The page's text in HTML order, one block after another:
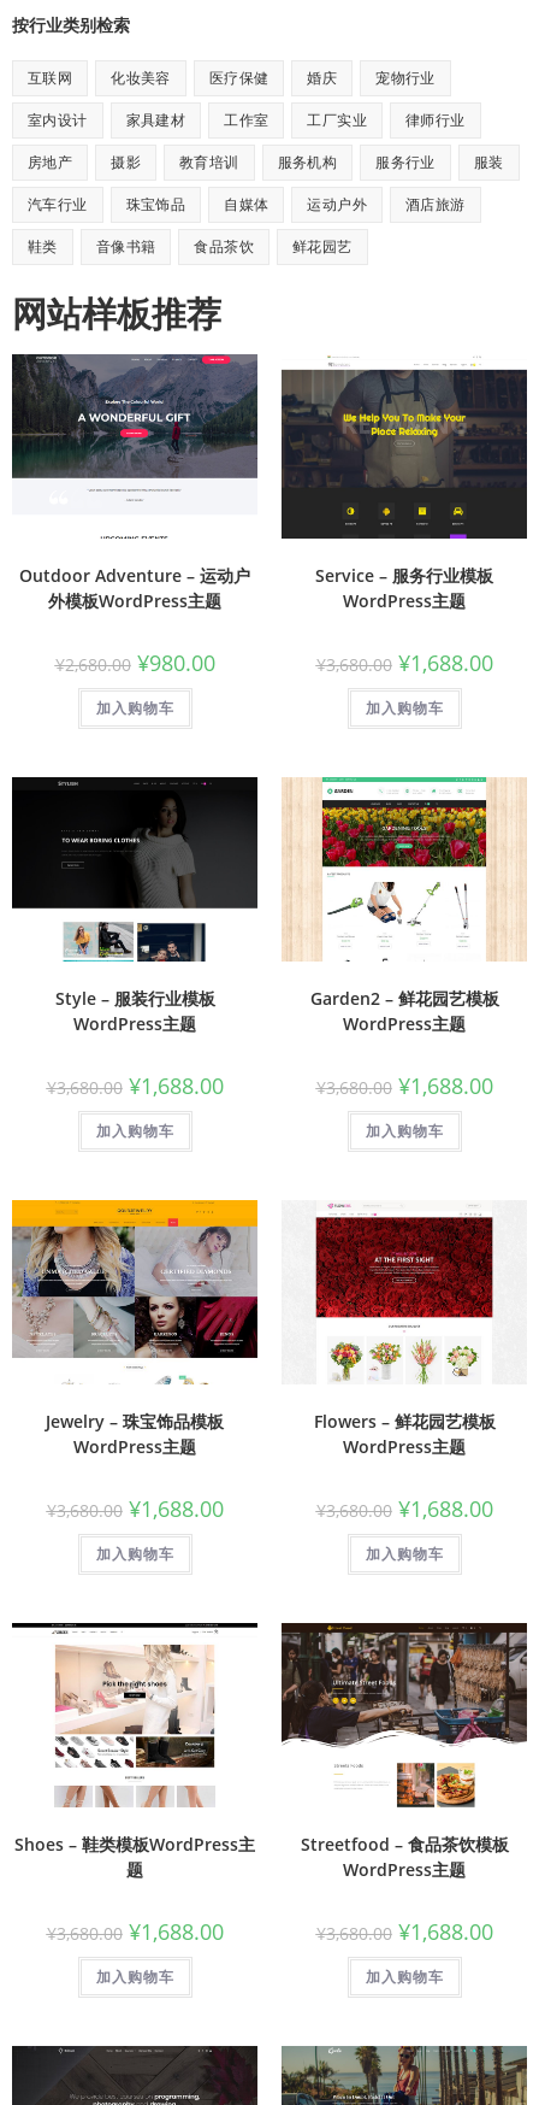
按行业类别检索
互联网 化妆美容 医疗保健 婚庆 宠物行业
室内设计 家具建材 工作室 工厂实业 律师行业
房地产 摄影 教育培训 服务机构 服务行业 服装
汽车行业 珠宝饰品 自媒体 运动户外 酒店旅游
鞋类 音像书籍 食品茶饮 鲜花园艺
网站样板推荐
Outdoor Adventure – 运动户
外模板WordPress主题
¥2,680.00 ¥980.00
加入购物车
Service – 服务行业模板
WordPress主题
¥3,680.00 ¥1,688.00
加入购物车
Style – 服装行业模板
WordPress主题
¥3,680.00 ¥1,688.00
加入购物车
Garden2 – 鲜花园艺模板
WordPress主题
¥3,680.00 ¥1,688.00
加入购物车
Jewelry – 珠宝饰品模板
WordPress主题
¥3,680.00 ¥1,688.00
加入购物车
Flowers – 鲜花园艺模板
WordPress主题
¥3,680.00 ¥1,688.00
加入购物车
Shoes – 鞋类模板WordPress主
题
¥3,680.00 ¥1,688.00
加入购物车
Streetfood – 食品茶饮模板
WordPress主题
¥3,680.00 ¥1,688.00
加入购物车